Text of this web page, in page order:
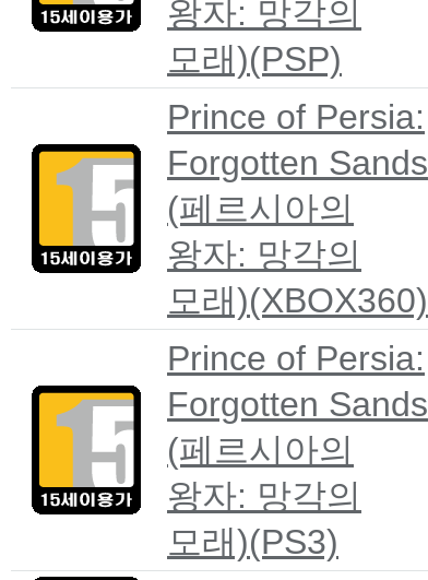
왕자: 망각의
모래)(PSP)
Prince of Persia:
Forgotten Sands
(페르시아의
왕자: 망각의
모래)(XBOX360)
Prince of Persia:
Forgotten Sands
(페르시아의
왕자: 망각의
모래)(PS3)